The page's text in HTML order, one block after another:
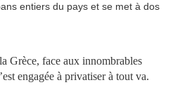
entiers du pays et se met à dos
Grèce, face aux innombrables
engagée à privatiser à tout va.